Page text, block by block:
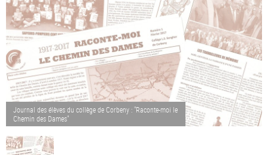
Journal des élèves du collège de Corbeny : "Raconte-moi le
Chemin des Dames"